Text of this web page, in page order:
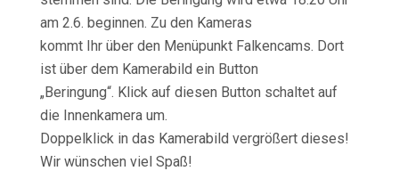
am 2.6. beginnen. Zu den Kameras
kommt Ihr über den Menüpunkt Falkencams. Dort
ist über dem Kamerabild ein Button
„Beringung“. Klick auf diesen Button schaltet auf
die Innenkamera um.
Doppelklick in das Kamerabild vergrößert dieses!
Wir wünschen viel Spaß!